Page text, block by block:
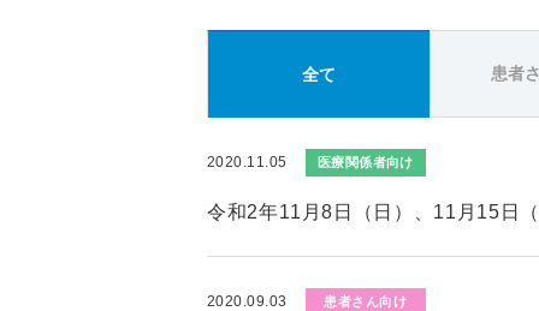
全て 患者
2020.11.05 医療関係者向け
令和2年11月8日（日）、11月15日
2020.09.03 患者さん向け